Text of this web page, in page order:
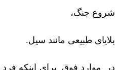
شروع جنگ،
بلایای طبیعی مانند سیل.
در موارد فوق برای اینکه